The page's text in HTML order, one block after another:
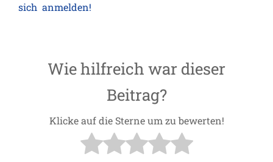
sich anmelden!
Wie hilfreich war dieser
Beitrag?
Klicke auf die Sterne um zu bewerten!